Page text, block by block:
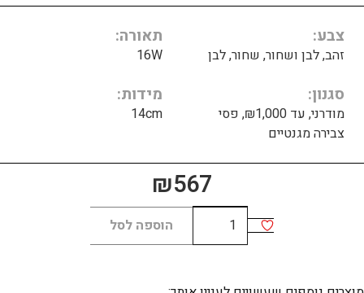
צבע
זהב, לבן ושחור, שחור, לבן
תאורה
16W
סגנון
מודרני, עד ₪1,000, פסי
צבירה מגנטיים
מידות
14cm
₪567
כמות
של
16W
הוספה לסל